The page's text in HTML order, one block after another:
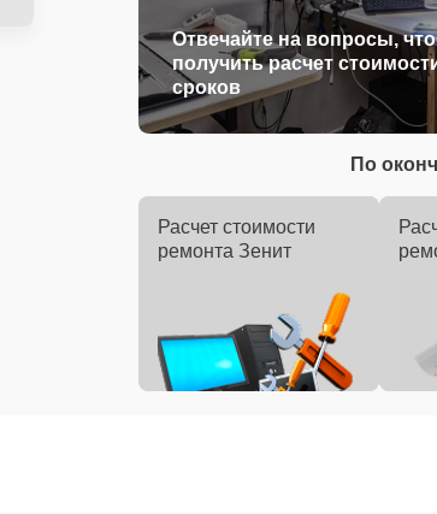
Отвечайте на вопросы,
получить расчет
сроков
По
Расчет стоимости
ремонта Зенит